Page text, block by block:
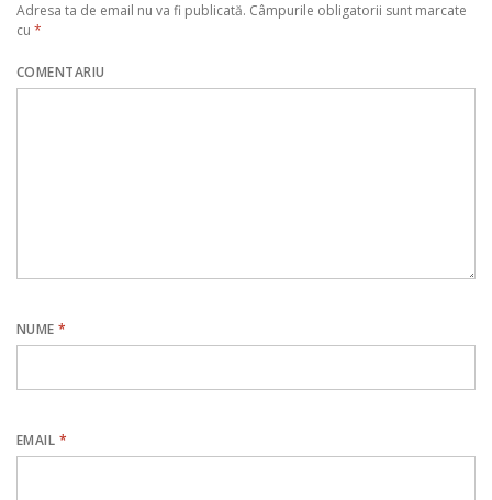
Adresa ta de email nu va fi publicată. Câmpurile obligatorii sunt marcate
cu *
COMENTARIU
NUME*
EMAIL *